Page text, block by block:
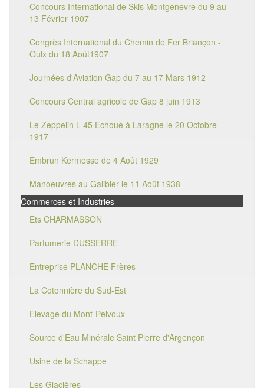
Concours International de Skis Montgenevre du 9 au
13 Février 1907
Congrès International du Chemin de Fer Briançon -
Oulx du 18 Août1907
Journées d'Aviation Gap du 7 au 17 Mars 1912
Concours Central agricole de Gap 8 juin 1913
Le Zeppelin L 45 Echoué à Laragne le 20 Octobre
1917
Embrun Kermesse de 4 Août 1929
Manoeuvres au Galibier le 11 Août 1938
Commerces et Industries
Ets CHARMASSON
Parfumerie DUSSERRE
Entreprise PLANCHE Frères
La Cotonnière du Sud-Est
Elevage du Mont-Pelvoux
Source d'Eau Minérale Saint Pierre d'Argençon
Usine de la Schappe
Les Glacières